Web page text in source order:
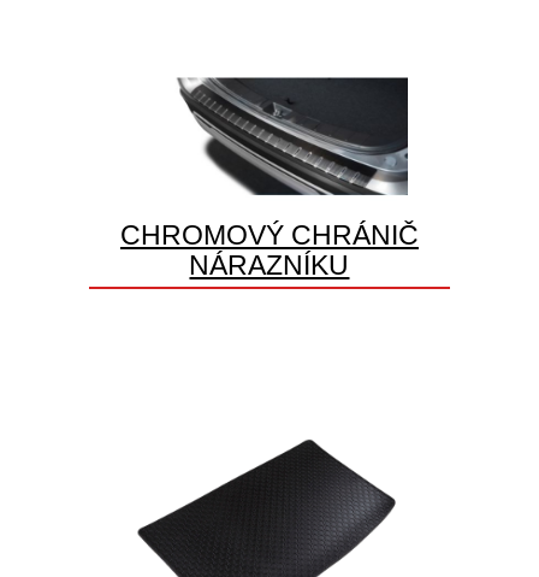
CHROMOVÝ CHRÁNIČ
NÁRAZNÍKU